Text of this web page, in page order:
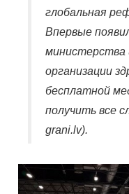
глобальная
Впервые
министерства
организации
бесплатной
получить все
grani.lv).